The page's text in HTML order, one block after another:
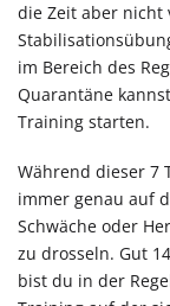
die Zeit aber nicht
im Bereich des
Quarantäne
Training starten.
Während dieser 7
immer genau auf
Schwäche oder
zu drosseln. Gut
bist du in der